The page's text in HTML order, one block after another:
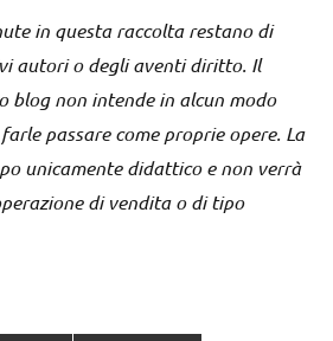
in questa raccolta restano di
autori o degli aventi diritto. Il
blog non intende in alcun modo
passare come proprie opere. La
unicamente didattico e non verrà
di vendita o di tipo